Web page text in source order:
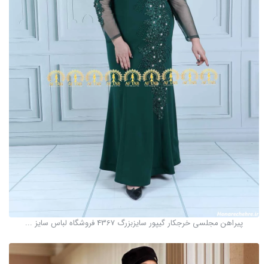
پیراهن مجلسی خرجکار گیپور سایزبزرگ 4367 فروشگاه لباس سایز ...